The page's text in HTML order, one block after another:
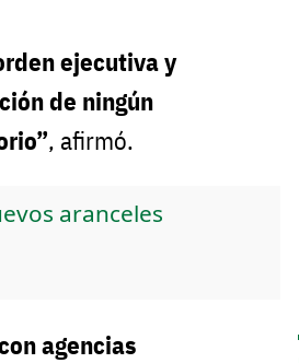
ejecutiva y
de ningún
, afirmó.
aranceles
agencias